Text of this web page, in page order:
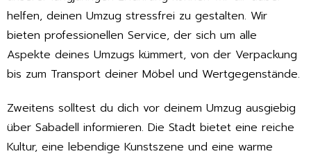
helfen, deinen Umzug stressfrei zu gestalten. Wir
bieten professionellen Service, der sich um alle
Aspekte deines Umzugs kümmert, von der Verpackung
bis zum Transport deiner Möbel und Wertgegenstände.
Zweitens solltest du dich vor deinem Umzug ausgiebig
über Sabadell informieren. Die Stadt bietet eine reiche
Kultur, eine lebendige Kunstszene und eine warme